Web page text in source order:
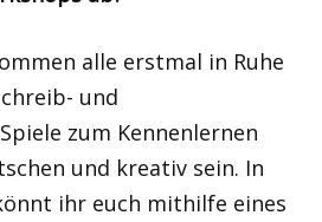
alle erstmal in Ruhe
und
zum Kennenlernen
und kreativ sein. In
ihr euch mithilfe eines